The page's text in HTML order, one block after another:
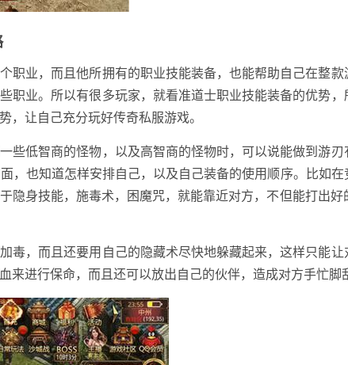
职业，而且他所拥有的职业技能装备，也能帮助自己在整款
职业。所以有很多玩家，就看准道士职业技能装备的优势，
，让自己充分玩好传奇私服游戏。
些低智商的怪物，以及高智商的怪物时，可以说能做到游刃
，也知道怎样安排自己，以及自己装备的使用顺序。比如
隐身技能，施毒术，困魔咒，就能靠近对方，不但能打出好
毒，而且还要用自己的隐藏术尽快地躲藏起来，这样只能
来进行保命，而且还可以放出自己的伙伴，造成对方手忙脚